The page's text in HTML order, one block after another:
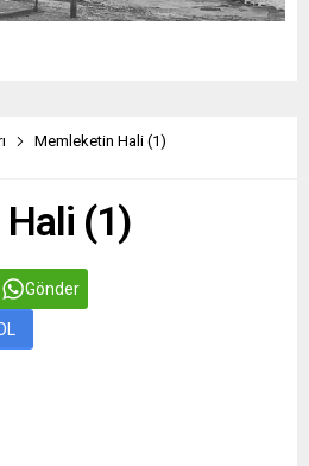
Memleketin Hali (1)
(1)
Gönder